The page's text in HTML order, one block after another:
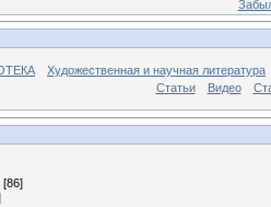
Художественная и научная литература
Статьи
Видео
[86]